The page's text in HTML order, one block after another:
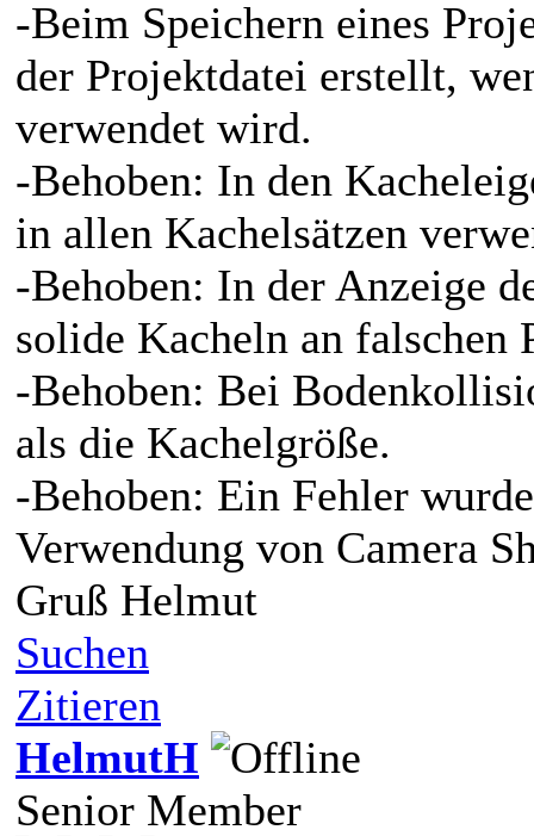
-Beim Speichern eines
der Projektdatei erstellt,
verwendet wird.
-Behoben: In den
in allen Kachelsätzen
-Behoben: In der Anzeige
solide Kacheln an falschen
-Behoben: Bei
als die Kachelgröße.
-Behoben: Ein Fehler
Verwendung von Camera
Gruß Helmut
Suchen
Zitieren
HelmutH
Senior Member